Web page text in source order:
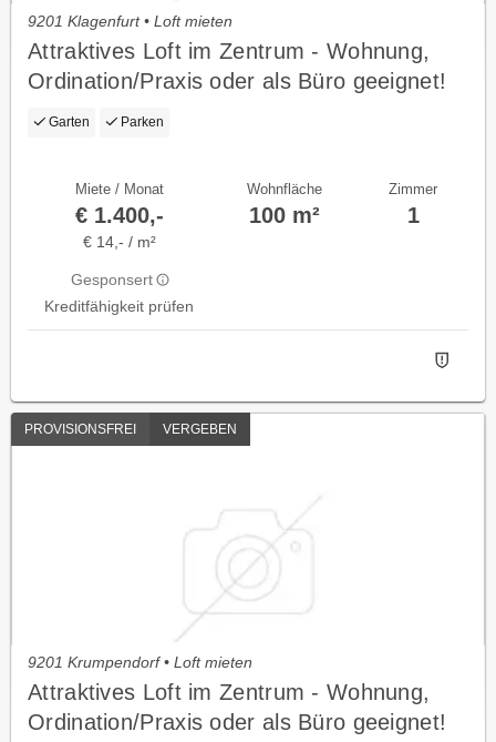
9201 Klagenfurt • Loft mieten
Attraktives Loft im Zentrum - Wohnung,
Ordination/Praxis oder als Büro geeignet!
Garten Parken
Miete / Monat
€ 1.400,-
€ 14,- / m²
Gesponsert
Kreditfähigkeit prüfen
Wohnfläche
100 m²
Zimmer
1
PROVISIONSFREI VERGEBEN
9201 Krumpendorf • Loft mieten
Attraktives Loft im Zentrum - Wohnung,
Ordination/Praxis oder als Büro geeignet!